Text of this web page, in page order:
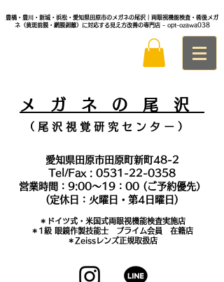
豊橋・豊川・新城・浜松・愛知県田原市のメガネの尾沢｜両眼視機能検査・術後メガ
ネ（黄斑前膜・網膜剥離）に対応する見え方改善の専門店 - opt-ozawa038
メ ガ ネ の 尾 沢
（ 尾 沢 視 覚 研 究 セ ン タ ー ）
愛知県田原市田原町新町48-2
Tel/Fax : 0531-22-0358
営業時間：9:00～19：00 (ご予約優先）
(定休日：火曜日・第4日曜日)
＊​ドイツ式・米国式両眼視機能検査実施店
​＊1級 眼鏡作製技能士 プライム会員 在籍店
＊Zeissレンズ正規取扱店